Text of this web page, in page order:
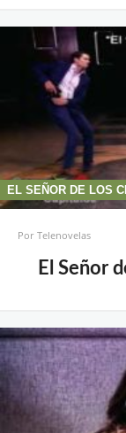
EL SEÑOR DE LOS
PorTelenovelas
El Señor